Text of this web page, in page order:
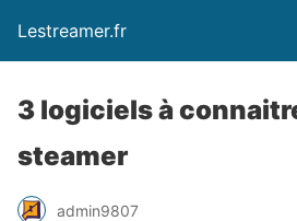
Lestreamer.fr
3 logiciels à
steamer
admin9807